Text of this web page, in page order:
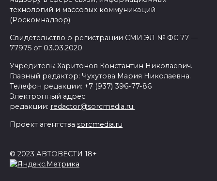
технологий и массовых коммуникаций
(Роскомнадзор).
Свидетельство о регистрации СМИ ЭЛ № ФС 77 —
77975 от 03.03.2020
Учредитель: Харитонов Константин Николаевич.
Главный редактор: Чухутова Мария Николаевна.
Телефон редакции: +7 (937) 396-77-86
Электронный адрес
редакции: redactor@sorcmedia.ru.
Проект агентства sorcmedia.ru
© 2023 АВТОВЕСТИ 18+